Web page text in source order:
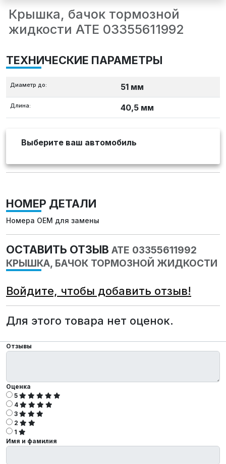
Крышка, бачок тормозной
жидкости ATE 03355611992
ТЕХНИЧЕСКИЕ ПАРАМЕТРЫ
Диаметр до: 51 мм
Длина: 40,5 мм
Выберите ваш автомобиль
НОМЕР ДЕТАЛИ
Номера OEM для замены
ОСТАВИТЬ ОТЗЫВ ATE 03355611992
КРЫШКА, БАЧОК ТОРМОЗНОЙ ЖИДКОСТИ
Войдите, чтобы добавить отзыв!
Для этого товара нет оценок.
Отзывы
Оценка
5
4
3
2
1
Имя и фамилия